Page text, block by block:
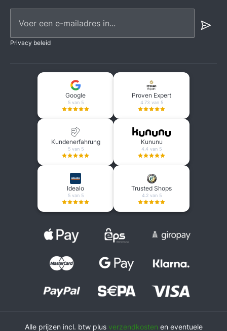
Privacy beleid
Google
5 van 5
Proven Expert
4.73 van 5
Kundenerfahrung
5 van 5
Kununu
4.4 van 5
Idealo
5 van 5
Trusted Shops
4.2 van 5
Alle prijzen incl. btw plus verzendkosten en eventuele